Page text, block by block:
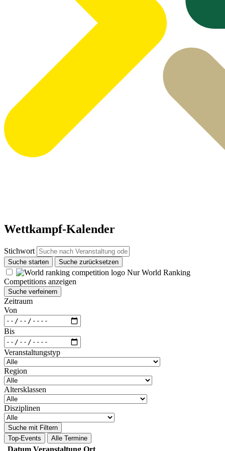
Wettkampf-Kalender
Stichwort
Suche starten Suche zurücksetzen
Nur World Ranking
Competitions anzeigen
Suche verfeinern
Zeitraum
Von
Bis
Veranstaltungstyp
Region
Altersklassen
Disziplinen
Suche mit Filtern
Top-Events
Alle Termine
Datum Veranstaltung Ort